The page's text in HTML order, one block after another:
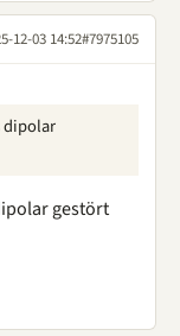
12-03 14:52#7975105
dipolar
gestört